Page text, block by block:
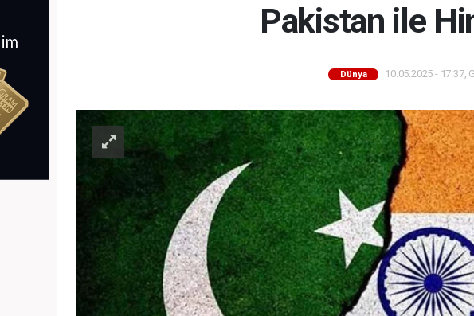
Pakistan ile
Dünya 10.05.2025 - 17:37,